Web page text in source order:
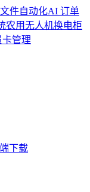
件自动化AI 订单
农用无人机换电柜
管理
下载